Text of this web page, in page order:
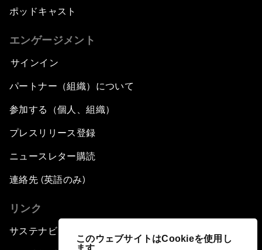
このウェブサイトはCookieを使用し
ます
ポッドキャスト
エンゲージメント
サインイン
パートナー（組織）について
参加する（個人、組織）
プレスリリース登録
ニュースレター購読
連絡先 (英語のみ)
リンク
サステナビリティへの取り組み